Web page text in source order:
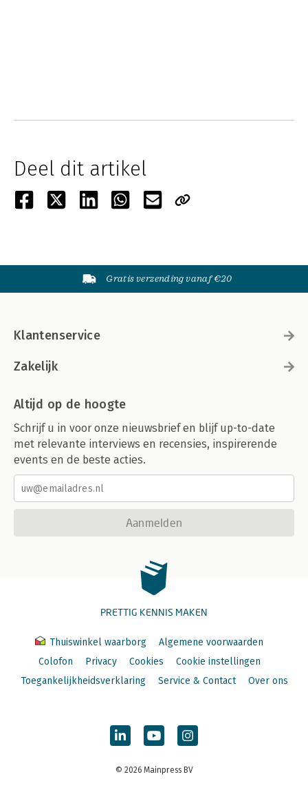
Deel dit artikel
Gratis verzending vanaf €20
Klantenservice
Zakelijk
Altijd op de hoogte
Schrijf u in voor onze nieuwsbrief en blijf up-to-date
met relevante interviews en recensies, inspirerende
events en de beste acties.
Aanmelden
PRETTIG KENNIS MAKEN
Thuiswinkel waarborg
Algemene voorwaarden
Colofon
Privacy Cookies
Cookie instellingen
Toegankelijkheidsverklaring
Service & Contact Over ons
© 2026 Mainpress BV